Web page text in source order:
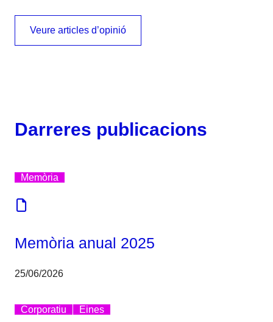
Veure articles d’opinió
Darreres publicacions
Memòria
Memòria anual 2025
25/06/2026
Corporatiu Eines